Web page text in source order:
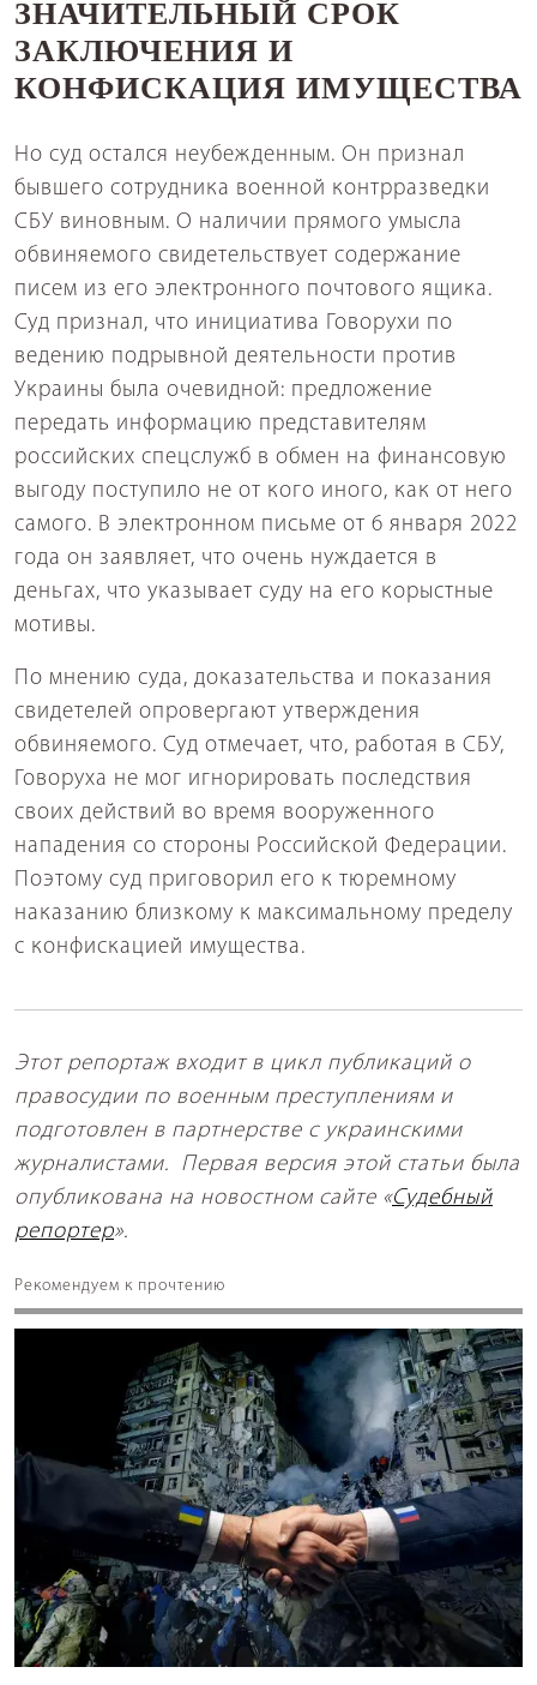
ЗНАЧИТЕЛЬНЫЙ СРОК
ЗАКЛЮЧЕНИЯ И
КОНФИСКАЦИЯ ИМУЩЕСТВА
Но суд остался неубежденным. Он признал
бывшего сотрудника военной контрразведки
СБУ виновным. О наличии прямого умысла
обвиняемого свидетельствует содержание
писем из его электронного почтового ящика.
Суд признал, что инициатива Говорухи по
ведению подрывной деятельности против
Украины была очевидной: предложение
передать информацию представителям
российских спецслужб в обмен на финансовую
выгоду поступило не от кого иного, как от него
самого. В электронном письме от 6 января 2022
года он заявляет, что очень нуждается в
деньгах, что указывает суду на его корыстные
мотивы.
По мнению суда, доказательства и показания
свидетелей опровергают утверждения
обвиняемого. Суд отмечает, что, работая в СБУ,
Говоруха не мог игнорировать последствия
своих действий во время вооруженного
нападения со стороны Российской Федерации.
Поэтому суд приговорил его к тюремному
наказанию близкому к максимальному пределу
с конфискацией имущества.
Этот репортаж входит в цикл публикаций о
правосудии по военным преступлениям и
подготовлен в партнерстве с украинскими
журналистами. Первая версия этой статьи была
опубликована на новостном сайте «Судебный
репортер».
Рекомендуем к прочтению